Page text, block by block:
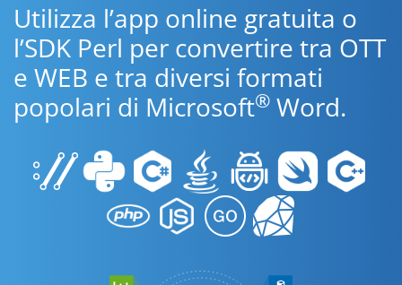
Utilizza l’app online gratuita o
l’SDK Perl per convertire tra OTT
e WEB e tra diversi formati
popolari di Microsoft® Word.